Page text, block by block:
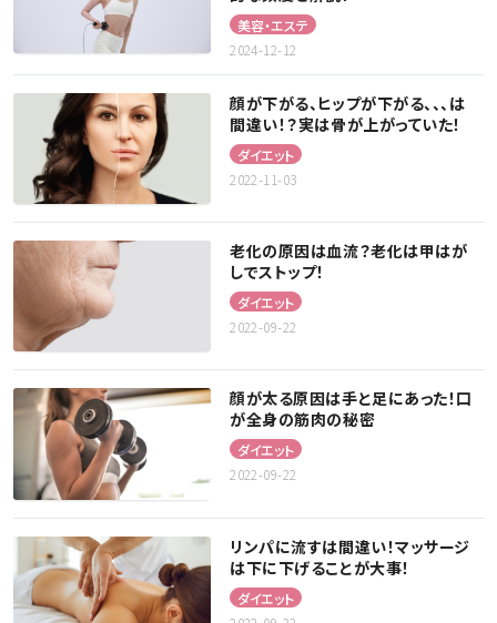
美容・エステ
2024-12-12
顔が下がる、ヒップが下がる、、、は
間違い！？実は骨が上がっていた！
ダイエット
2022-11-03
老化の原因は血流？老化は甲はが
しでストップ！
ダイエット
2022-09-22
顔が太る原因は手と足にあった！口
が全身の筋肉の秘密
ダイエット
2022-09-22
リンパに流すは間違い！マッサージ
は下に下げることが大事！
ダイエット